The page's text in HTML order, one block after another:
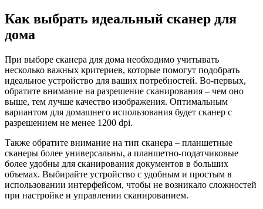
Как выбрать идеальный сканер для
дома
При выборе сканера для дома необходимо учитывать
несколько важных критериев, которые помогут подобрать
идеальное устройство для ваших потребностей. Во-первых,
обратите внимание на разрешение сканирования – чем оно
выше, тем лучше качество изображения. Оптимальным
вариантом для домашнего использования будет сканер с
разрешением не менее 1200 dpi.
Также обратите внимание на тип сканера – планшетные
сканеры более универсальны, а планшетно-податчиковые
более удобны для сканирования документов в больших
объемах. Выбирайте устройство с удобным и простым в
использовании интерфейсом, чтобы не возникало сложностей
при настройке и управлении сканированием.